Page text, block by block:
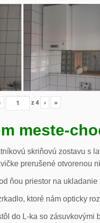
z4 › »
meste-
skriňovú zostavu s
prerušené otvorenou
ňou priestor na ukladanie
ktoré nám opticky
do L-ka so zásuvkovými